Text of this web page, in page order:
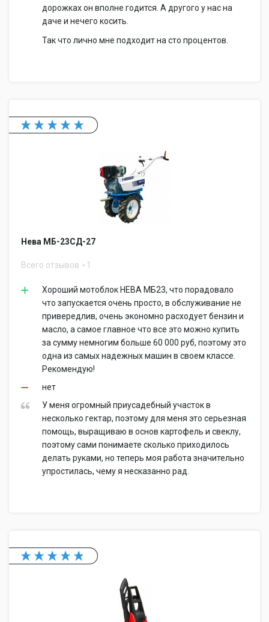
дорожках он вполне годится. А другого у нас на
даче и нечего косить.
Так что лично мне подходит на сто процентов.
Нева МБ-23СД-27
Всего отзывов 1
Хороший мотоблок НЕВА МБ23, что порадовало
что запускается очень просто, в обслуживание не
привередлив, очень экономно расходует бензин и
масло, а самое главное что все это можно купить
за сумму немногим больше 60 000 руб, поэтому это
одна из самых надежных машин в своем классе.
Рекомендую!
нет
У меня огромный приусадебный участок в
несколько гектар, поэтому для меня это серьезная
помощь, выращиваю в основ картофель и свеклу,
поэтому сами понимаете сколько приходилось
делать руками, но теперь моя работа значительно
упростилась, чему я несказанно рад.